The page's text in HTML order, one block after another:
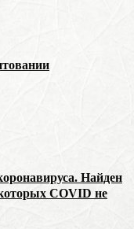
Найден
COVID не